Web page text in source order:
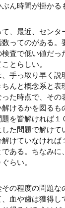
ん時間が掛かる
、最近、センタ
ってのがある。
査で低い値だっ
とらしい。
手っ取り早く説
んと概念系と表
た時点で、その
けるかを図るも
を皆解ければ１
した問題で解けて
けていなければ
ある。ちなみに
らい。
の程度の問題な
血や歯は獲得し